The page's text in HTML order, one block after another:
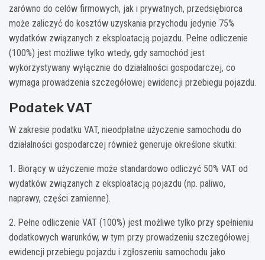
zarówno do celów firmowych, jak i prywatnych, przedsiębiorca
może zaliczyć do kosztów uzyskania przychodu jedynie 75%
wydatków związanych z eksploatacją pojazdu. Pełne odliczenie
(100%) jest możliwe tylko wtedy, gdy samochód jest
wykorzystywany wyłącznie do działalności gospodarczej, co
wymaga prowadzenia szczegółowej ewidencji przebiegu pojazdu.
Podatek VAT
W zakresie podatku VAT, nieodpłatne użyczenie samochodu do
działalności gospodarczej również generuje określone skutki:
1. Biorący w użyczenie może standardowo odliczyć 50% VAT od
wydatków związanych z eksploatacją pojazdu (np. paliwo,
naprawy, części zamienne).
2. Pełne odliczenie VAT (100%) jest możliwe tylko przy spełnieniu
dodatkowych warunków, w tym przy prowadzeniu szczegółowej
ewidencji przebiegu pojazdu i zgłoszeniu samochodu jako